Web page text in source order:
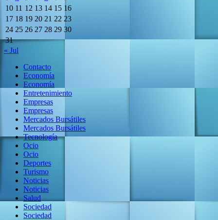
10 11 12 13 14 15 16
17 18 19 20 21 22 23
24 25 26 27 28 29 30
31
« Jul
Contacto
Economía
Economía
Entretenimiento
Empresas
Empresas
Mercados Bursátiles
Mercados Bursátiles
Tecnología
Ocio
Ocio
Deportes
Turismo
Noticias
Noticias
Salud
Sociedad
Sociedad